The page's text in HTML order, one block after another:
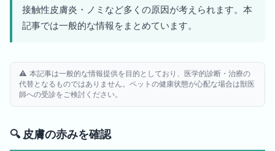
接触性皮膚炎・ノミなど多くの原因が考えられます。本
記事では一般的な情報をまとめています。
⚠️ 本記事は一般的な情報提供を目的としており、医学的診断・治療の
代替となるものではありません。ペットの健康状態が心配な場合は獣医
師への受診をご検討ください。
🔍 皮膚の赤みを確認